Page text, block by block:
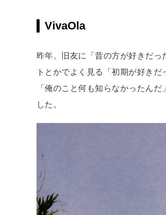
VivaOla
昨年、旧友に「昔の方が好きだ
トとかでよく見る「初期が好き
「俺のこと何も知らなかったん
した。